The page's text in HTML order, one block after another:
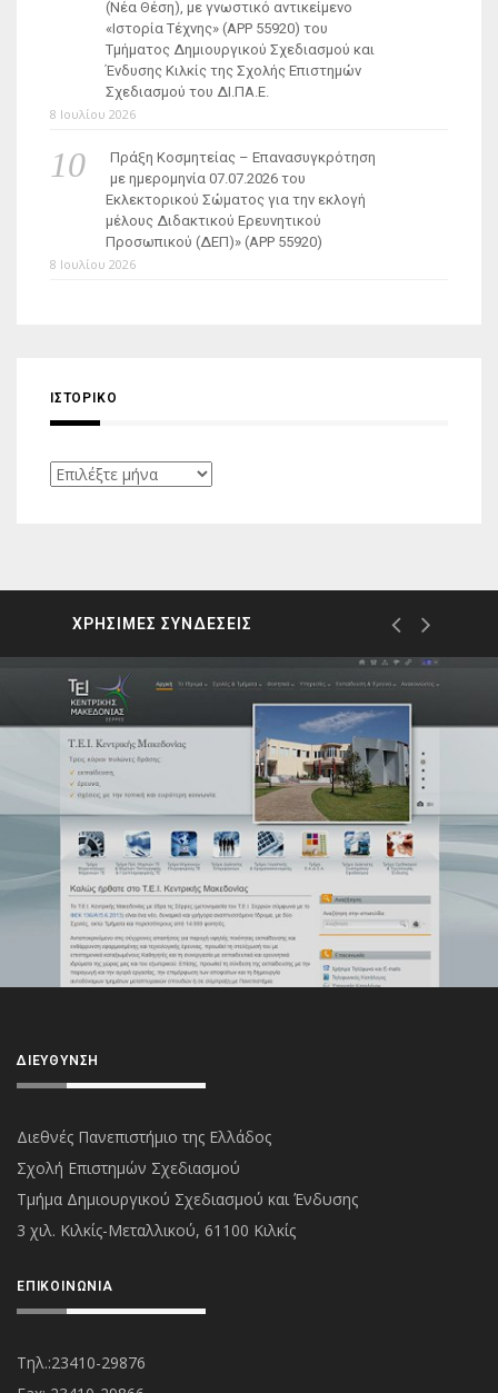
(Νέα Θέση), με γνωστικό αντικείμενο
«Ιστορία Τέχνης» (ΑΡΡ 55920) του
Τμήματος Δημιουργικού Σχεδιασμού και
Ένδυσης Κιλκίς της Σχολής Επιστημών
Σχεδιασμού του ΔΙ.ΠΑ.Ε.
8 Ιουλίου 2026
Πράξη Κοσμητείας – Επανασυγκρότηση
με ημερομηνία 07.07.2026 του
Εκλεκτορικού Σώματος για την εκλογή
μέλους Διδακτικού Ερευνητικού
Προσωπικού (ΔΕΠ)» (APP 55920)
8 Ιουλίου 2026
ΙΣΤΟΡΙΚΌ
Ιστορικό
ΧΡΗΣΙΜΕΣ ΣΥΝΔΕΣΕΙΣ
ΔΙΕΎΘΥΝΣΗ
Διεθνές Πανεπιστήμιο της Ελλάδος
Σχολή Επιστημών Σχεδιασμού
Τμήμα Δημιουργικού Σχεδιασμού και Ένδυσης
3 χιλ. Κιλκίς-Μεταλλικού, 61100 Κιλκίς
ΕΠΙΚΟΙΝΩΝΊΑ
Τηλ.:23410-29876